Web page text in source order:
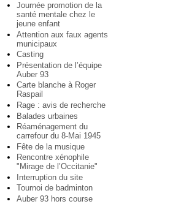
Journée promotion de la
santé mentale chez le
jeune enfant
Attention aux faux agents
municipaux
Casting
Présentation de l’équipe
Auber 93
Carte blanche à Roger
Raspail
Rage : avis de recherche
Balades urbaines
Réaménagement du
carrefour du 8-Mai 1945
Fête de la musique
Rencontre xénophile
"Mirage de l’Occitanie"
Interruption du site
Tournoi de badminton
Auber 93 hors course